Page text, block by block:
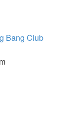
Bang Club